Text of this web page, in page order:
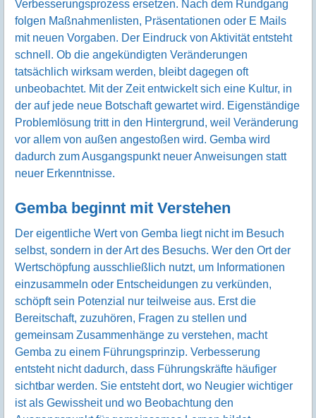
Verbesserungsprozess ersetzen. Nach dem Rundgang
folgen Maßnahmenlisten, Präsentationen oder E Mails
mit neuen Vorgaben. Der Eindruck von Aktivität entsteht
schnell. Ob die angekündigten Veränderungen
tatsächlich wirksam werden, bleibt dagegen oft
unbeobachtet. Mit der Zeit entwickelt sich eine Kultur, in
der auf jede neue Botschaft gewartet wird. Eigenständige
Problemlösung tritt in den Hintergrund, weil Veränderung
vor allem von außen angestoßen wird. Gemba wird
dadurch zum Ausgangspunkt neuer Anweisungen statt
neuer Erkenntnisse.
Gemba beginnt mit Verstehen
Der eigentliche Wert von Gemba liegt nicht im Besuch
selbst, sondern in der Art des Besuchs. Wer den Ort der
Wertschöpfung ausschließlich nutzt, um Informationen
einzusammeln oder Entscheidungen zu verkünden,
schöpft sein Potenzial nur teilweise aus. Erst die
Bereitschaft, zuzuhören, Fragen zu stellen und
gemeinsam Zusammenhänge zu verstehen, macht
Gemba zu einem Führungsprinzip. Verbesserung
entsteht nicht dadurch, dass Führungskräfte häufiger
sichtbar werden. Sie entsteht dort, wo Neugier wichtiger
ist als Gewissheit und wo Beobachtung den